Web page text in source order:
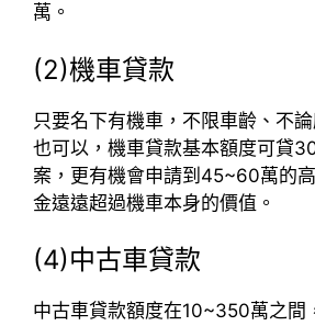
萬。
(2)機車貸款
只要名下有機車，不限車齡、不
也可以，機車貸款基本額度可貸
案，更有機會申請到45~60萬的
金遠遠超過機車本身的價值。
(4)中古車貸款
中古車貸款額度在10~350萬之間